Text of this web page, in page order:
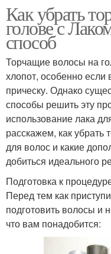
Как убрать
голове с
способ
Торчащие волосы на
хлопот, особенно если
прическу. Однако
способы решить эту
использование лака
расскажем, как
для волос и какие
добиться идеального
Подготовка к
Перед тем как
подготовить волосы и
что вам понадобится: